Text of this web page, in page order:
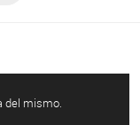
del mismo.